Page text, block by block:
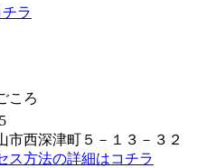
ラ
ころ
市西深津町５－１３－３２
ス方法の詳細はコチラ